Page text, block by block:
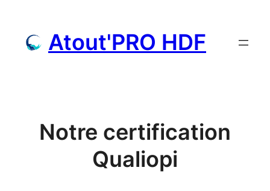
contenu
Atout'PRO HDF
Notre certification
Qualiopi